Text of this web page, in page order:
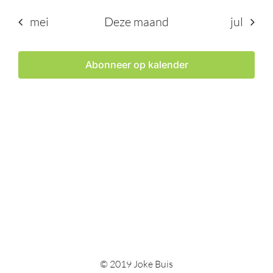
mei Deze maand jul
Abonneer op kalender
© 2019 Joke Buis